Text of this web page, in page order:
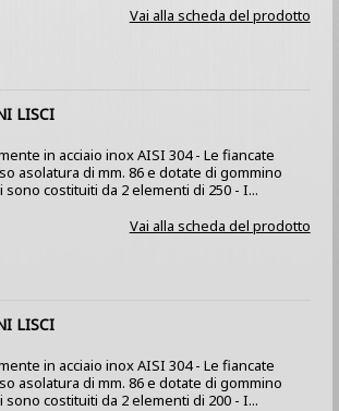
Vai alla scheda del prodotto
LISCI
in acciaio inox AISI 304 - Le fiancate
asolatura di mm. 86 e dotate di gommino
costituiti da 2 elementi di 250 - I...
Vai alla scheda del prodotto
LISCI
in acciaio inox AISI 304 - Le fiancate
asolatura di mm. 86 e dotate di gommino
costituiti da 2 elementi di 200 - I...